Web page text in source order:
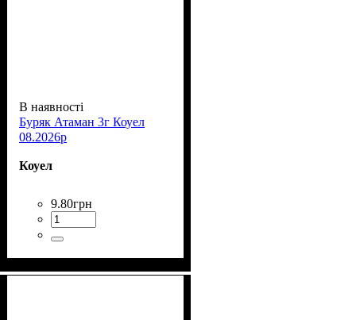
В наявності
Буряк Атаман 3г Коуел
08.2026р
Коуел
9.80грн